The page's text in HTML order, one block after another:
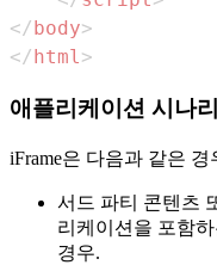
</body>
</html >
애플리케이션 시나
iFrame은 다음과 같은
서드 파티 콘텐츠
리케이션을 포함
경우.